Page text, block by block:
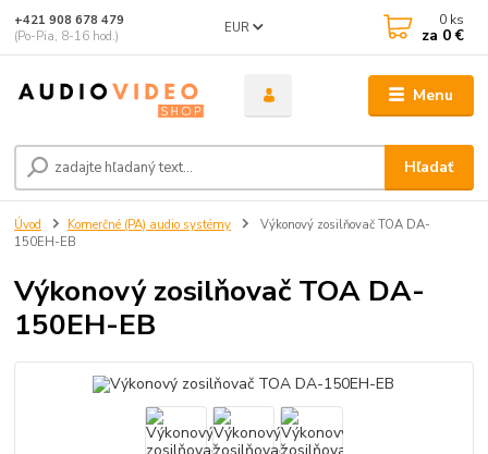
Menu
EUR
Hľadať
+421 908 678 479
(Po-Pia, 8-16 hod.)
0 ks
za 0 €
Úvod Komerčné (PA) audio systémy
Výkonový zosilňovač TOA DA-
150EH-EB
Výkonový zosilňovač TOA DA-
150EH-EB